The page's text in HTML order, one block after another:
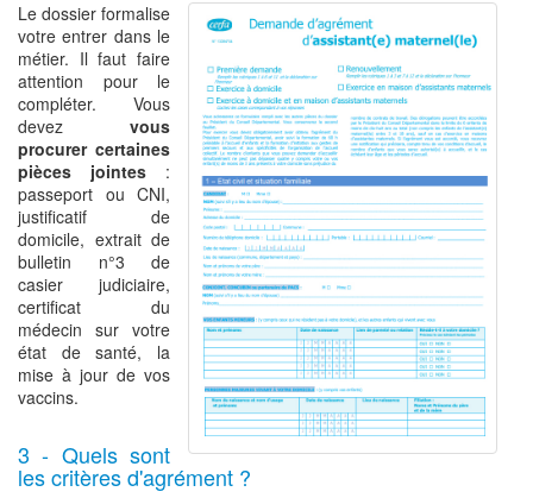
Le dossier formalise
votre entrer dans le
métier. Il faut faire
attention pour le
compléter. Vous
devez vous
procurer certaines
pièces jointes :
passeport ou CNI,
justificatif de
domicile, extrait de
bulletin n°3 de
casier judiciaire,
certificat du
médecin sur votre
état de santé, la
mise à jour de vos
vaccins.
3 - Quels sont
les critères d'agrément ?